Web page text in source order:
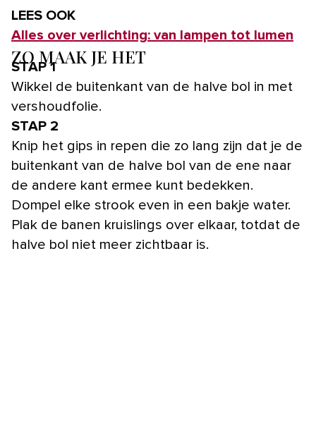
LEES OOK
Alles over verlichting: van lampen tot lumen
ZO MAAK JE HET
STAP 1
Wikkel de buitenkant van de halve bol in met
vershoudfolie.
STAP 2
Knip het gips in repen die zo lang zijn dat je de
buitenkant van de halve bol van de ene naar
de andere kant ermee kunt bedekken.
Dompel elke strook even in een bakje water.
Plak de banen kruislings over elkaar, totdat de
halve bol niet meer zichtbaar is.